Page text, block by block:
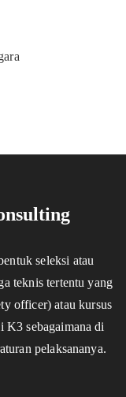
seleksi atau
teknis tertentu yang
officer) atau kursus
sebagaimana di
pelaksananya.